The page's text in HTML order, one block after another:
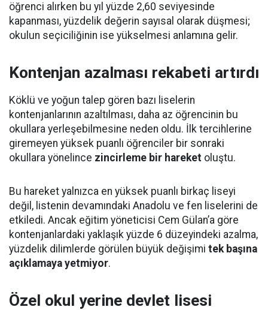
öğrenci alırken bu yıl yüzde 2,60 seviyesinde
kapanması, yüzdelik değerin sayısal olarak düşmesi;
okulun seçiciliğinin ise yükselmesi anlamına gelir.
Kontenjan azalması rekabeti artırdı
Köklü ve yoğun talep gören bazı liselerin
kontenjanlarının azaltılması, daha az öğrencinin bu
okullara yerleşebilmesine neden oldu. İlk tercihlerine
giremeyen yüksek puanlı öğrenciler bir sonraki
okullara yönelince zincirleme bir hareket oluştu.
Bu hareket yalnızca en yüksek puanlı birkaç liseyi
değil, listenin devamındaki Anadolu ve fen liselerini de
etkiledi. Ancak eğitim yöneticisi Cem Gülan’a göre
kontenjanlardaki yaklaşık yüzde 6 düzeyindeki azalma,
yüzdelik dilimlerde görülen büyük değişimi tek başına
açıklamaya yetmiyor.
Özel okul yerine devlet lisesi